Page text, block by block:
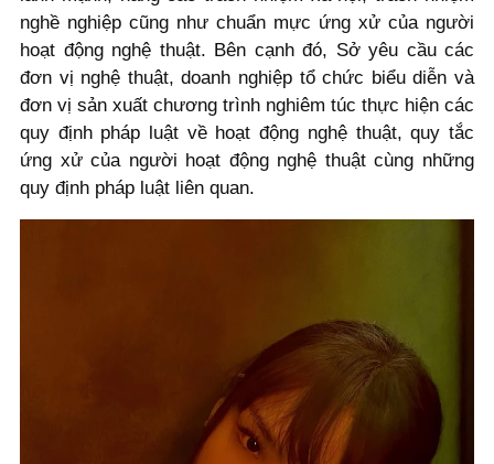
nghề nghiệp cũng như chuẩn mực ứng xử của người
hoạt động nghệ thuật. Bên cạnh đó, Sở yêu cầu các
đơn vị nghệ thuật, doanh nghiệp tổ chức biểu diễn và
đơn vị sản xuất chương trình nghiêm túc thực hiện các
quy định pháp luật về hoạt động nghệ thuật, quy tắc
ứng xử của người hoạt động nghệ thuật cùng những
quy định pháp luật liên quan.